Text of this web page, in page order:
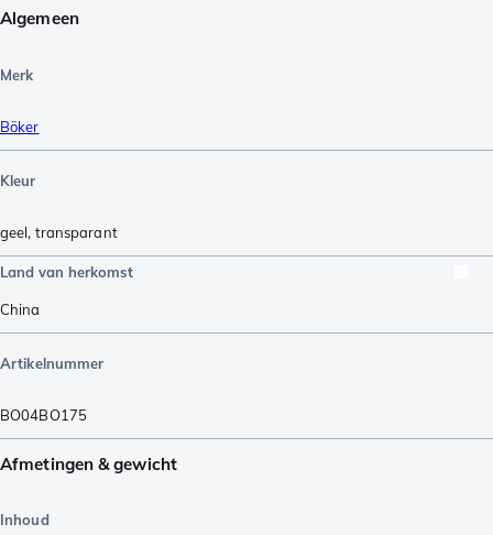
Algemeen
Merk
Böker
Kleur
geel, transparant
Land van herkomst
China
Artikelnummer
BO04BO175
Afmetingen & gewicht
Inhoud